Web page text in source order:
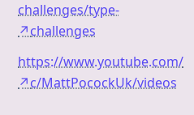
challenges/type-
challenges
↗
https://www.youtube.com/
c/MattPocockUk/videos
↗